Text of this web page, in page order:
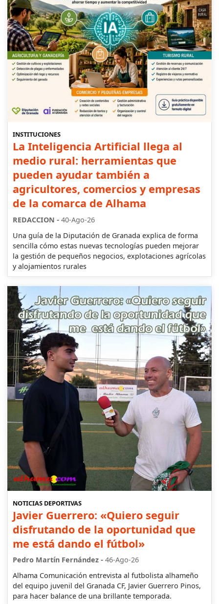
INSTITUCIONES
La Inteligencia Artificial llega al
medio rural: herramientas que
pueden ayudar también a
agricultores, comercios y empresas
de la comarca de Alhama
REDACCION - 40-Ago-26
Una guía de la Diputación de Granada explica de forma
sencilla cómo estas nuevas tecnologías pueden mejorar
la gestión de pequeños negocios, explotaciones agrícolas
y alojamientos rurales
NOTICIAS DEPORTIVAS
Javier Guerrero: «Quiero seguir
disfrutando de la oportunidad que
me está dando el fútbol»
Pedro Martín Fernández - 46-Ago-26
Alhama Comunicación entrevista al futbolista alhameño
del equipo juvenil del Granada CF, Javier Guerrero Pinos,
para hacer balance de una brillante temporada.